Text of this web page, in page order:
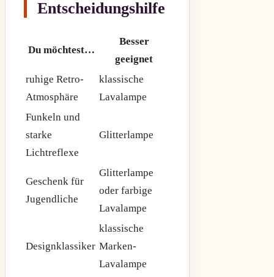
Entscheidungshilfe
Du möchtest…
Besser
geeignet
ruhige Retro-
Atmosphäre
klassische
Lavalampe
Funkeln und
starke
Lichtreflexe
Glitterlampe
Geschenk für
Jugendliche
Glitterlampe
oder farbige
Lavalampe
Designklassiker
klassische
Marken-
Lavalampe